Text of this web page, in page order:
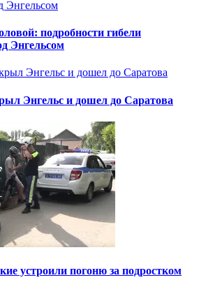
подробности гибели
Энгельсом
Энгельс и дошел до Саратова
устроили погоню за подростком